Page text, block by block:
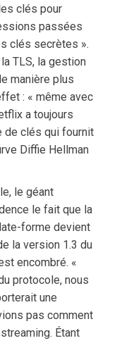
clés pour
passées
clés secrètes ».
TLS, la gestion
manière plus
: « même avec
a toujours
de clés qui fournit
Diffie Hellman
le géant
le fait que la
forme devient
la version 1.3 du
encombré. «
protocole, nous
une
pas comment
Étant